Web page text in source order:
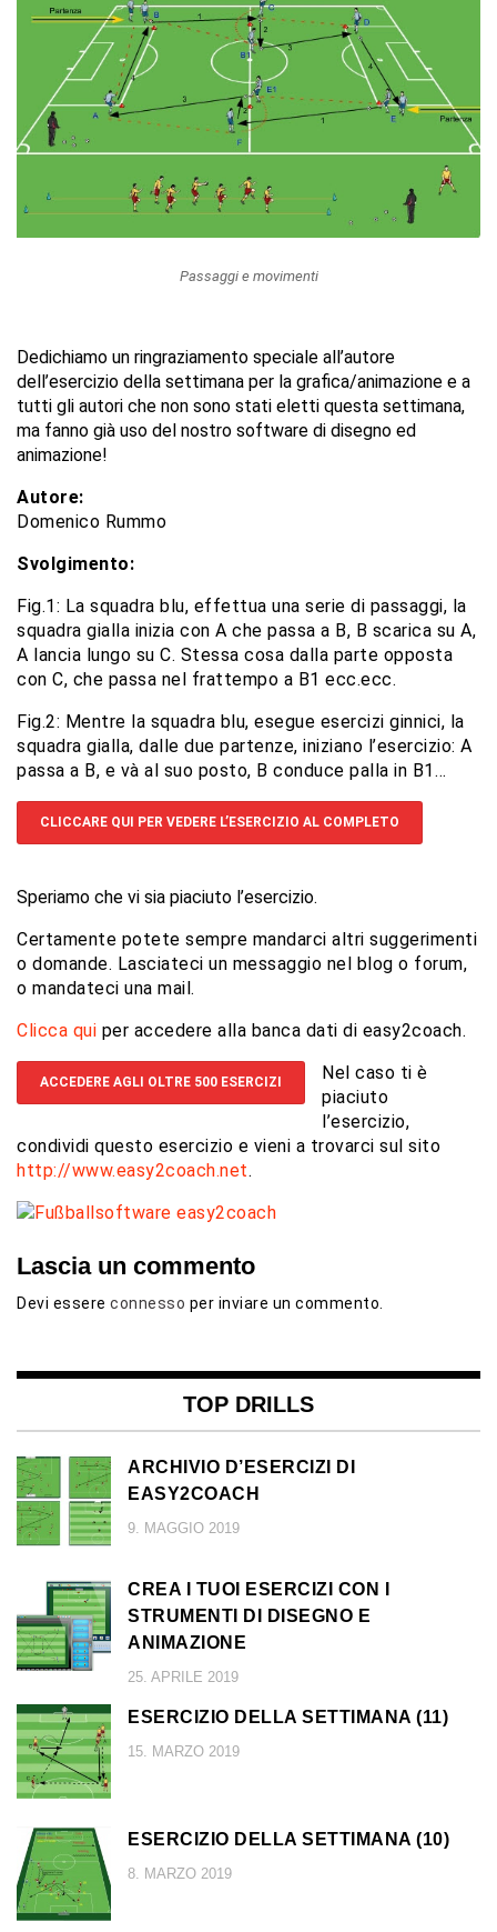
Passaggi e movimenti
Dedichiamo un ringraziamento speciale all’autore
dell’esercizio della settimana per la grafica/animazione e a
tutti gli autori che non sono stati eletti questa settimana,
ma fanno già uso del nostro software di disegno ed
animazione!
Autore:
Domenico Rummo
Svolgimento:
Fig.1: La squadra blu, effettua una serie di passaggi, la
squadra gialla inizia con A che passa a B, B scarica su A,
A lancia lungo su C. Stessa cosa dalla parte opposta
con C, che passa nel frattempo a B1 ecc.ecc.
Fig.2: Mentre la squadra blu, esegue esercizi ginnici, la
squadra gialla, dalle due partenze, iniziano l’esercizio: A
passa a B, e và al suo posto, B conduce palla in B1…
CLICCARE QUI PER VEDERE L’ESERCIZIO AL COMPLETO
Speriamo che vi sia piaciuto l’esercizio.
Certamente potete sempre mandarci altri suggerimenti
o domande. Lasciateci un messaggio nel blog o forum,
o mandateci una mail.
Clicca qui per accedere alla banca dati di easy2coach.
ACCEDERE AGLI OLTRE 500 ESERCIZI
Nel caso ti è
piaciuto
l’esercizio,
condividi questo esercizio e vieni a trovarci sul sito
http://www.easy2coach.net.
Lascia un commento
Devi essere connesso per inviare un commento.
TOP DRILLS
ARCHIVIO D’ESERCIZI DI
EASY2COACH
9. MAGGIO 2019
CREA I TUOI ESERCIZI CON I
STRUMENTI DI DISEGNO E
ANIMAZIONE
25. APRILE 2019
ESERCIZIO DELLA SETTIMANA (11)
15. MARZO 2019
ESERCIZIO DELLA SETTIMANA (10)
8. MARZO 2019